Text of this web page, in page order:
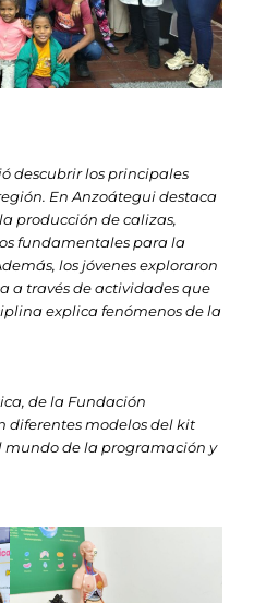
descubrir los principales
En Anzoátegui destaca
producción de calizas,
fundamentales para la
los jóvenes exploraron
a través de actividades que
explica fenómenos de la
de la Fundación
diferentes modelos del kit
mundo de la programación y